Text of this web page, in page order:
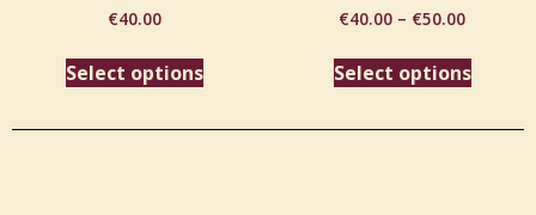
€40.00
Select options
€40.00 – €50.00
Select options